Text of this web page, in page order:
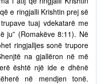
e ringjalli Krishtin prej së
tuaj vdekatarë me
ju” (Romakëve 8:11). Në
ringjalljes sonë trupore
na gjallëron në më
është një ide e dhënë
në mendjen tonë.